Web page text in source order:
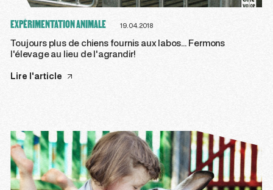
EXPÉRIMENTATION ANIMALE 19.04.2018
Toujours plus de chiens fournis aux labos... Fermons
l'élevage au lieu de l'agrandir!
Lire l'article